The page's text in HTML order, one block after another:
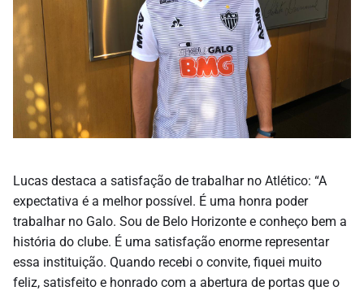
Lucas destaca a satisfação de trabalhar no Atlético: “A
expectativa é a melhor possível. É uma honra poder
trabalhar no Galo. Sou de Belo Horizonte e conheço bem a
história do clube. É uma satisfação enorme representar
essa instituição. Quando recebi o convite, fiquei muito
feliz, satisfeito e honrado com a abertura de portas que o